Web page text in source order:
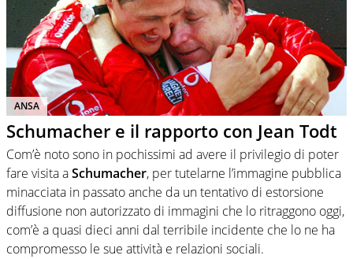
ANSA
Schumacher e il rapporto con Jean Todt
Com’è noto sono in pochissimi ad avere il privilegio di poter
fare visita aSchumacher, per tutelarne l’immagine pubblica
minacciata in passato anche da un tentativo di estorsione
diffusione non autorizzato di immagini che lo ritraggono oggi,
com’è a quasi dieci anni dal terribile incidente che lo ne ha
compromesso le sue attività e relazioni sociali.